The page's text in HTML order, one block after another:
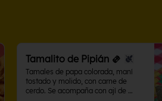
Tamalito de Pipián 🫔
Tamales de papa colorada, maní
tostado y molido, con carne de
cerdo. Se acompaña con ají de